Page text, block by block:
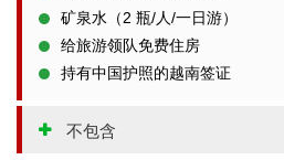
矿泉水（2 瓶/人/一日游）
给旅游领队免费住房
持有中国护照的越南签证
不包含